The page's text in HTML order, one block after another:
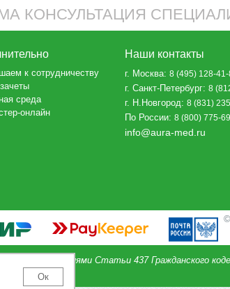
КОНСУЛЬТАЦИЯ
к сотрудничеству
среда
онлайн
Наши контакты
г. Москва:8 (495) 128-41-
г. Санкт-Петербург:8
г. Н.Новгород:8 (831)
По России:8 (800) 775-
info@aura-med.ru
положениями Статьи 437 Гражданского
Ок